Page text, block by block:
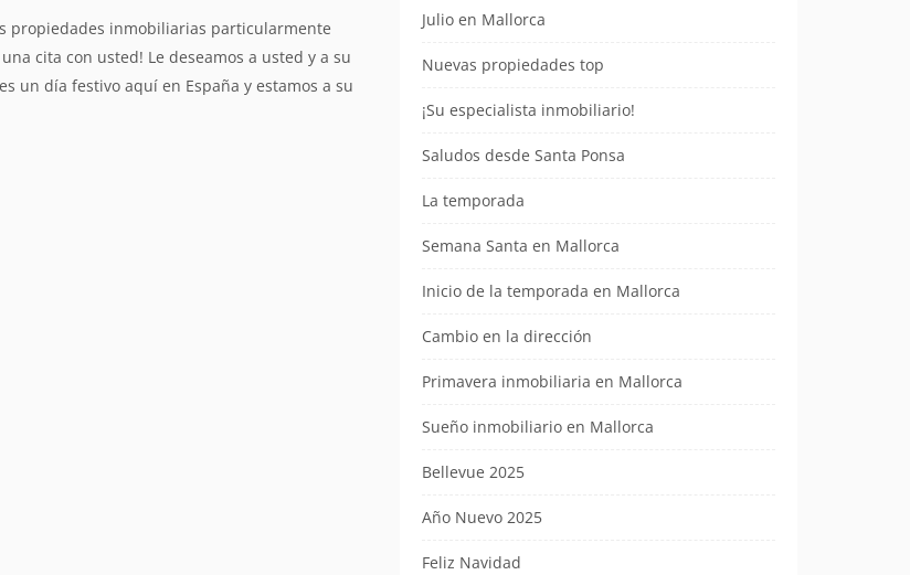
propiedades inmobiliarias particularmente
cita con usted! Le deseamos a usted y a su
un día festivo aquí en España y estamos a su
Julio en Mallorca
Nuevas propiedades top
¡Su especialista inmobiliario!
Saludos desde Santa Ponsa
La temporada
Semana Santa en Mallorca
Inicio de la temporada en Mallorca
Cambio en la dirección
Primavera inmobiliaria en Mallorca
Sueño inmobiliario en Mallorca
Bellevue 2025
Año Nuevo 2025
Feliz Navidad